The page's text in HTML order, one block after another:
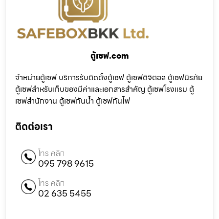
ตู้เซฟ.com
จำหน่ายตู้เซฟ บริการรับติดตั้งตู้เซฟ ตู้เซฟดิจิตอล ตู้เซฟนิรภัย
ตู้เซฟสำหรับเก็บของมีค่าและเอกสารสำคัญ ตู้เซฟโรงแรม ตู้
เซฟสำนักงาน ตู้เซฟกันน้ำ ตู้เซฟกันไฟ
ติดต่อเรา
โทร คลิก
095 798 9615
โทร คลิก
02 635 5455